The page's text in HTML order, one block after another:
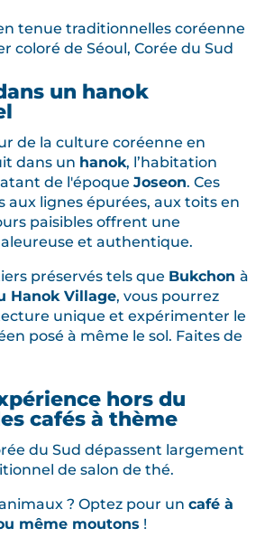
un hanok
de la culture coréenne en
dans un hanok, l’habitation
de l'époque Joseon. Ces
aux lignes épurées, aux toits en
paisibles offrent une
et authentique.
préservés tels que Bukchon à
Hanok Village, vous pourrez
unique et expérimenter le
posé à même le sol. Faites de
hors du
cafés à thème
du Sud dépassent largement
de salon de thé.
? Optez pour un café à
même moutons !